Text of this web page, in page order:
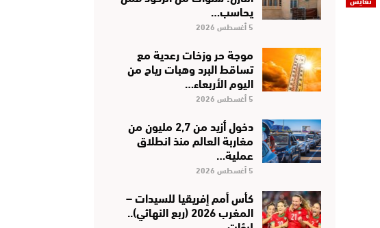
يحاسب…
5 أغسطس 2026
موجة حر وزخات رعدية مع
تساقط البرد وهبات رياح من
اليوم الأربعاء…
5 أغسطس 2026
دخول أزيد من 2,7 مليون من
مغاربة العالم منذ انطلاق
عملية…
5 أغسطس 2026
كأس أمم إفريقيا للسيدات –
المغرب 2026 (ربع النهائي)..